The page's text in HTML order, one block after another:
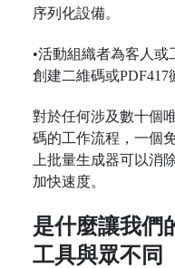
序列化設備。
•活動組織者為客人或
創建二維碼或PDF417
對於任何涉及數十個
碼的工作流程，一個
上批量生成器可以消
加快速度。
是什麼讓我們
工具與眾不同